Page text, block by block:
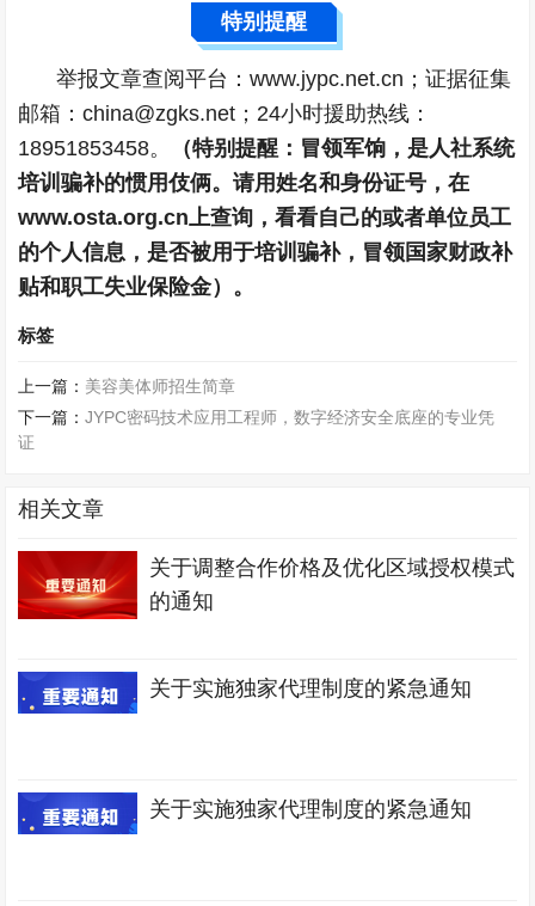
特别提醒
举报文章查阅平台：www.jypc.net.cn；证据征集
邮箱：china@zgks.net；24小时援助热线：
18951853458。
（特别提醒：冒领军饷，是人社系统
培训骗补的惯用伎俩。请用姓名和身份证号，在
www.osta.org.cn上查询，看看自己的或者单位员工
的个人信息，是否被用于培训骗补，冒领国家财政补
贴和职工失业保险金）。
标签
上一篇： 美容美体师招生简章
下一篇：JYPC密码技术应用工程师，数字经济安全底座的专业凭
证
相关文章
关于调整合作价格及优化区域授权模式
的通知
关于实施独家代理制度的紧急通知
关于实施独家代理制度的紧急通知